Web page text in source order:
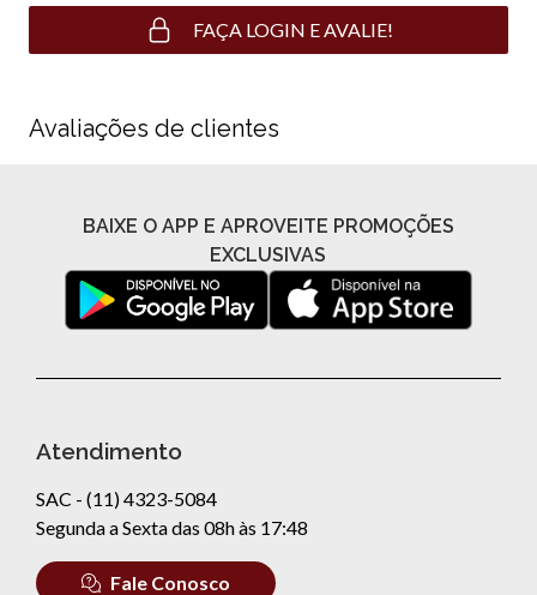
FAÇA LOGIN E AVALIE!
Avaliações de clientes
BAIXE O APP E APROVEITE PROMOÇÕES
EXCLUSIVAS
Atendimento
SAC - (11) 4323-5084
Segunda a Sexta das 08h às 17:48
Fale Conosco